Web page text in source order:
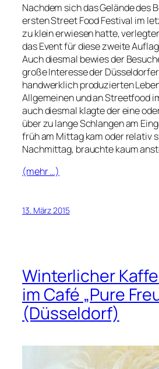
Nachdem sich das Gelände des
ersten Street Food Festival im
zu klein erwiesen hatte,
das Event für diese zweite
Auch diesmal bewies der
große Interesse der
handwerklich produzierten
Allgemeinen und an Streetfood
auch diesmal klagte der eine
über zu lange Schlangen am
früh am Mittag kam oder relativ
Nachmittag, brauchte kaum
(mehr …)
13. März 2015
Winterlicher
im Café „Pure
(Düsseldorf)